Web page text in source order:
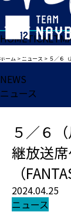
HOMETICKET
ホーム >ニュース > ５／６（
NEWS
ニュース
５／６
継放送
（
2024.04.25
ニュース